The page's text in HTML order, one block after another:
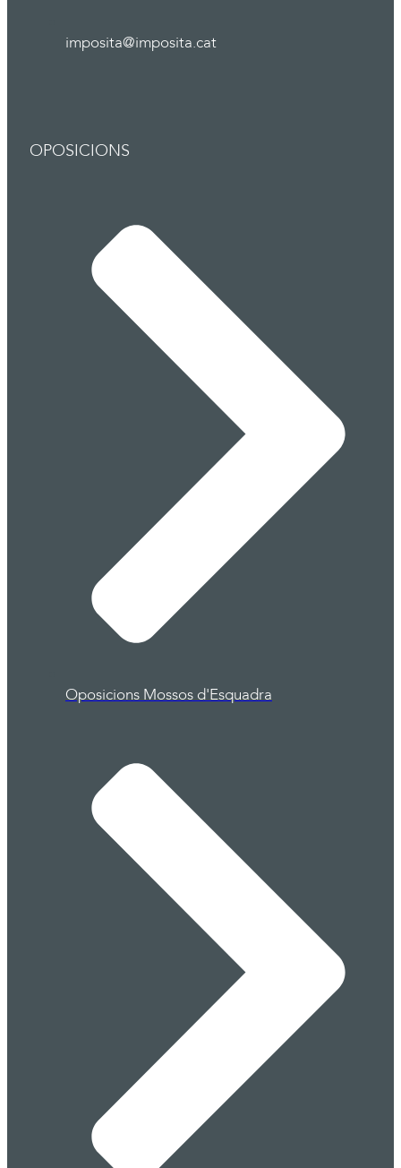
imposita@imposita.cat
OPOSICIONS
Oposicions Mossos d'Esquadra